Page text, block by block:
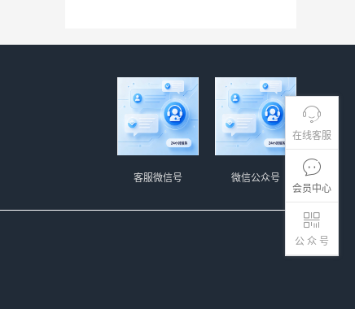
在线客服
会员中心
公 众 号
微信公众号
客服微信号